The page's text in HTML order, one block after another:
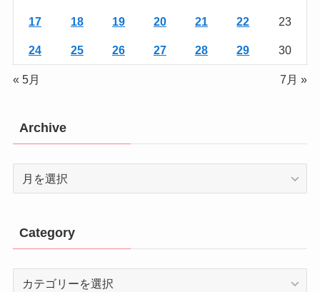
17 18 19 20 21 22 23
24 25 26 27 28 29 30
« 5月 7月 »
Archive
Archive
Category
Category